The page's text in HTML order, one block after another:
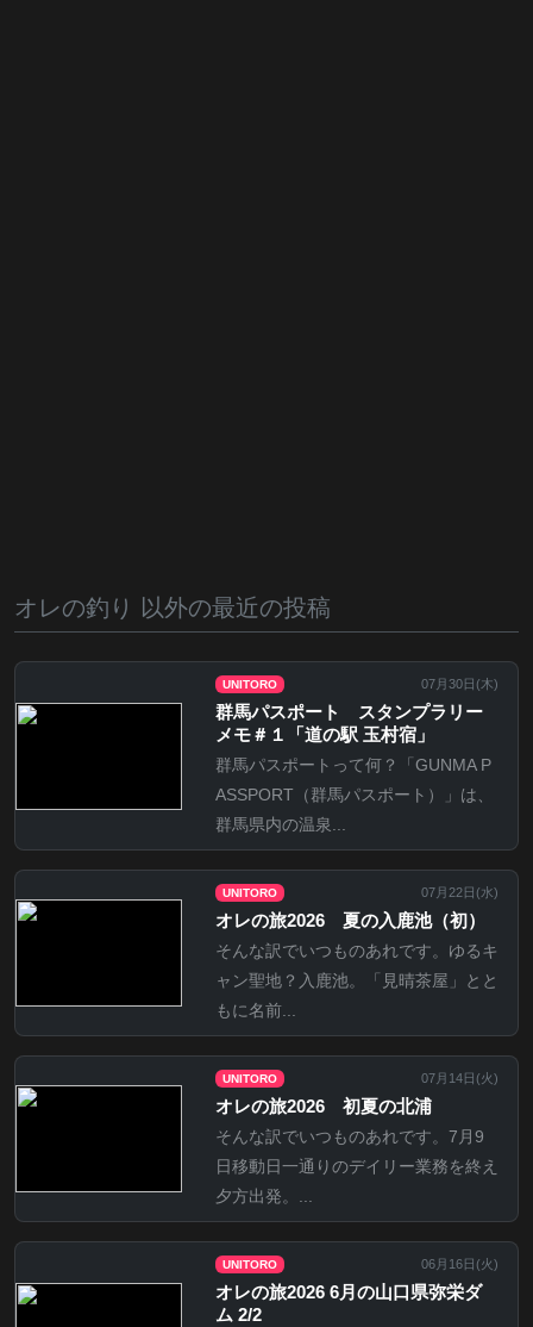
オレの釣り 以外の最近の投稿
UNITORO 07月30日(木)
群馬パスポート スタンプラリー
メモ＃１「道の駅 玉村宿」
群馬パスポートって何？「GUNMA P
ASSPORT（群馬パスポート）」は、
群馬県内の温泉...
UNITORO 07月22日(水)
オレの旅2026 夏の入鹿池（初）
そんな訳でいつものあれです。ゆるキ
ャン聖地？入鹿池。「見晴茶屋」とと
もに名前...
UNITORO 07月14日(火)
オレの旅2026 初夏の北浦
そんな訳でいつものあれです。7月9
日移動日一通りのデイリー業務を終え
夕方出発。...
UNITORO 06月16日(火)
オレの旅2026 6月の山口県弥栄ダ
ム 2/2